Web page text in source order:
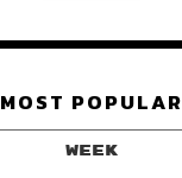
MOST POPULAR
WEEK